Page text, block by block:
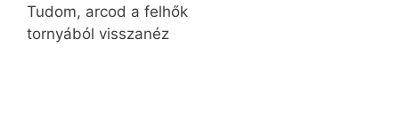
Tudom, arcod a felhők
tornyából visszanéz